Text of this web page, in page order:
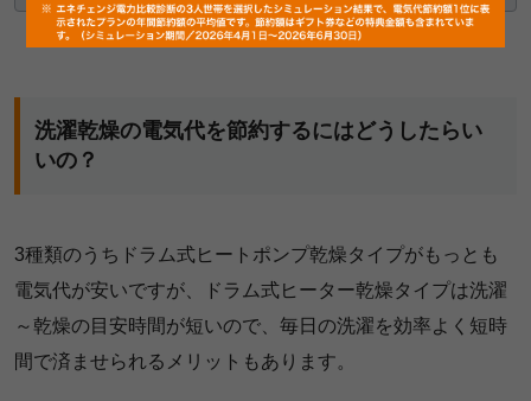
洗濯乾燥の電気代を節約するにはどうしたらい
いの？
3種類のうちドラム式ヒートポンプ乾燥タイプがもっとも
電気代が安いですが、ドラム式ヒーター乾燥タイプは洗濯
～乾燥の目安時間が短いので、毎日の洗濯を効率よく短時
間で済ませられるメリットもあります。